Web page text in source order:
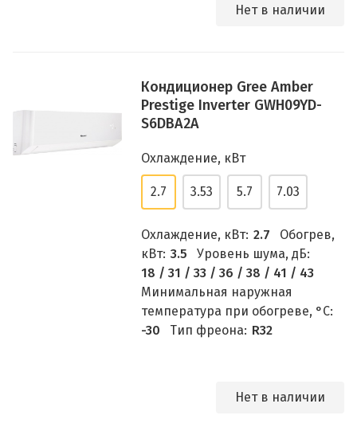
Нет в наличии
Кондиционер Gree Amber
Prestige Inverter GWH09YD-
S6DBA2A
Охлаждение, кВт
2.7 3.53 5.7 7.03
Охлаждение, кВт: 2.7
Обогрев,
кВт: 3.5
Уровень шума, дБ:
18 / 31 / 33 / 36 / 38 / 41 / 43
Минимальная наружная
температура при обогреве, °C:
-30
Тип фреона: R32
Нет в наличии